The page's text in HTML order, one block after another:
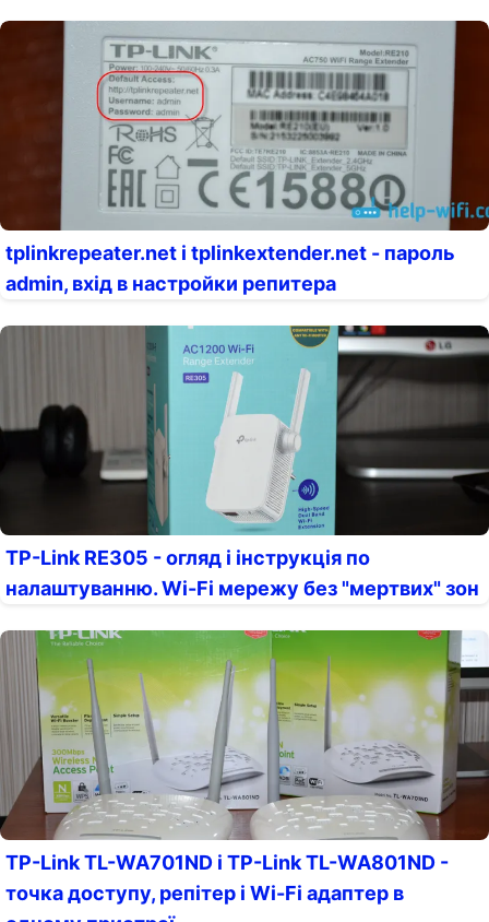
tplinkrepeater.net і tplinkextender.net - пароль
admin, вхід в настройки репитера
TP-Link RE305 - огляд і інструкція по
налаштуванню. Wi-Fi мережу без "мертвих" зон
TP-Link TL-WA701ND і TP-Link TL-WA801ND -
точка доступу, репітер і Wi-Fi адаптер в